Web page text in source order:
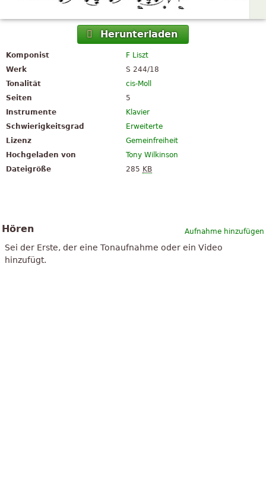
Herunterladen
Komponist
F Liszt
Werk
S 244/18
Tonalität
cis-Moll
Seiten
5
Instrumente
Klavier
Schwierigkeitsgrad
Erweiterte
Lizenz
Gemeinfreiheit
Hochgeladen von
Tony Wilkinson
Dateigröße
285 KB
Aufnahme hinzufügen
Hören
Sei der Erste, der eine Tonaufnahme oder ein Video
hinzufügt.